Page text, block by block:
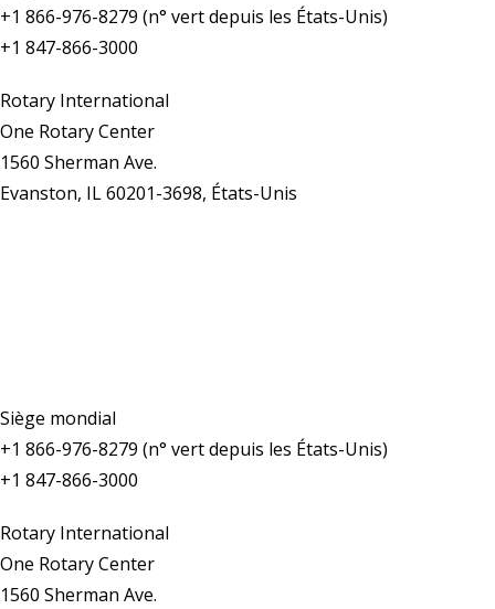
+1 866-976-8279 (n° vert depuis les États-Unis)
+1 847-866-3000
Rotary International
One Rotary Center
1560 Sherman Ave.
Evanston, IL 60201-3698, États-Unis
Siège mondial
+1 866-976-8279 (n° vert depuis les États-Unis)
+1 847-866-3000
Rotary International
One Rotary Center
1560 Sherman Ave.